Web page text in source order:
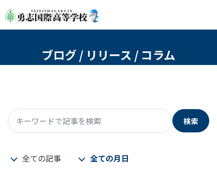
ブログ / リリース / コラム
キーワードで記事を検索
検索
全ての記事 全ての月日